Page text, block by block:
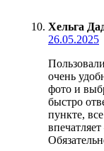
Хельга
26.05.2025
очень
фото и
быстро
пункте,